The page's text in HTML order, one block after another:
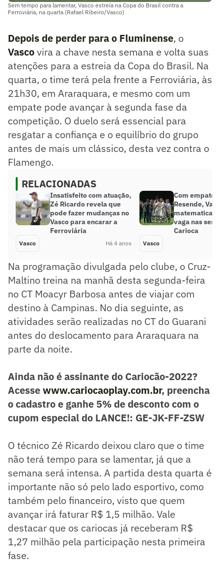
Sem tempo para lamentar, Vasco estreia na Copa do Brasil contra a
Ferroviária, na quarta (Rafael Ribeiro/Vasco)
Depois de perder para o Fluminense, o
Vascovira a chave nesta semana e volta suas
atenções para a estreia da Copa do Brasil. Na
quarta, o time terá pela frente a Ferroviária, às
21h30, em Araraquara, e mesmo com um
empate pode avançar à segunda fase da
competição. O duelo será essencial para
resgatar a confiança e o equilíbrio do grupo
antes de mais um clássico, desta vez contra o
Flamengo.
RELACIONADAS
Insatisfeito com atuação,
Zé Ricardo revela que
pode fazer mudanças no
Vasco para encarar a
Ferroviária
Vasco Há 4 anos
Com empate
Resende,
vaga nas
Carioca
Vasco
Na programação divulgada pelo clube, o Cruz-
Maltino treina na manhã desta segunda-feira
no CT Moacyr Barbosa antes de viajar com
destino à Campinas. No dia seguinte, as
atividades serão realizadas no CT do Guarani
antes do deslocamento para Araraquara na
parte da noite.
Ainda não é assinante do Cariocão-2022?
Acessewww.cariocaoplay.com.br, preencha
o cadastro e ganhe 5% de desconto com o
cupom especial do LANCE!: GE-JK-FF-ZSW
O técnico Zé Ricardo deixou claro que o time
não terá tempo para se lamentar, já que a
semana será intensa. A partida desta quarta é
importante não só pelo lado esportivo, como
também pelo financeiro, visto que quem
avançar irá faturar R$ 1,5 milhão. Vale
destacar que os cariocas já receberam R$
1,27 milhão pela participação nesta primeira
fase.